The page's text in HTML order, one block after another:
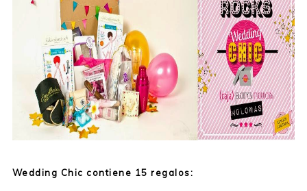
Wedding Chic contiene 15 regalos: